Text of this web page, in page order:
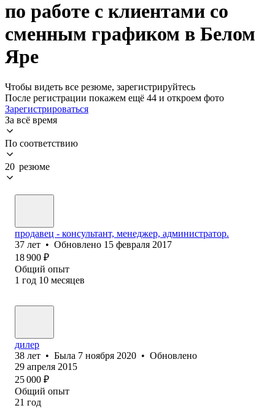
по работе с клиентами со
сменным графиком в Белом
Яре
Чтобы видеть все резюме, зарегистрируйтесь
После регистрации покажем ещё 44 и откроем фото
Зарегистрироваться
За всё время
По соответствию
20 резюме
продавец - консультант, менеджер, администратор.
37 лет • Обновлено 15 февраля 2017
18 900 ₽
Общий опыт
1 год 10 месяцев
дилер
38 лет • Была 7 ноября 2020 • Обновлено
29 апреля 2015
25 000 ₽
Общий опыт
21 год